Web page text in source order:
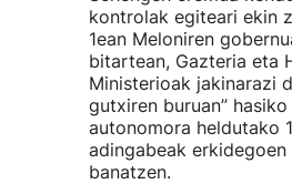
kontrolak egiteari ekin
1ean Meloniren
bitartean, Gazteria eta
Ministerioak jakinarazi
gutxiren buruan”
autonomora heldutako
adingabeak erkidegoen
banatzen.